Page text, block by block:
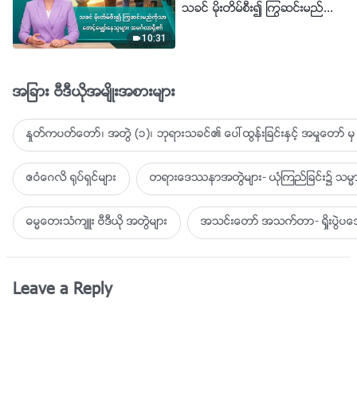
10:31
သခင္ မိုးတိမ္စီး၍ ႂကြဆင္းမည္ကို
အျခား ဗီဒီယိုအမ်ိဳးအစားမ်ား
ႏႈတ္ကပတ္ေတာ္၊ အတြဲ (၁)၊ ဘုရားသခင္၏ ေပၚထြန္းျခင္းႏွင့္ အမႈေတာ္ မွ
ဧဝံေဂလိ ႐ုပ္ရွင္မ်ား တရားေဒႆနာအတြဲမ်ား- ယုံၾကည္ျခင္း၌ သမၼာတ
ဓမၼေတးသံက်ဴး ဗီဒီယို အတြဲမ်ား အသင္းေတာ္ အသက္တာ- ရႈိးပြဲ
Leave a Reply